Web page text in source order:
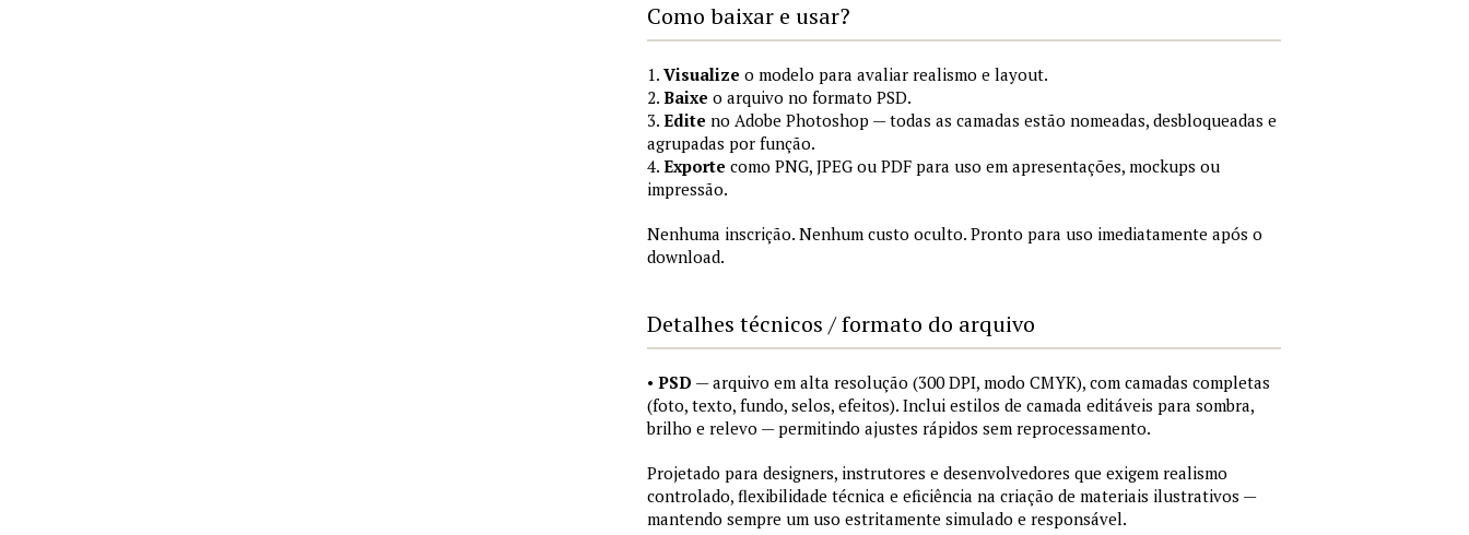
Como baixar e usar?
1. Visualize o modelo para avaliar realismo e layout.
2. Baixe o arquivo no formato PSD.
3. Edite no Adobe Photoshop — todas as camadas estão nomeadas, desbloqueadas e
agrupadas por função.
4. Exporte como PNG, JPEG ou PDF para uso em apresentações, mockups ou
impressão.
Nenhuma inscrição. Nenhum custo oculto. Pronto para uso imediatamente após o
download.
Detalhes técnicos / formato do arquivo
• PSD — arquivo em alta resolução (300 DPI, modo CMYK), com camadas completas
(foto, texto, fundo, selos, efeitos). Inclui estilos de camada editáveis para sombra,
brilho e relevo — permitindo ajustes rápidos sem reprocessamento.
Projetado para designers, instrutores e desenvolvedores que exigem realismo
controlado, flexibilidade técnica e eficiência na criação de materiais ilustrativos —
mantendo sempre um uso estritamente simulado e responsável.